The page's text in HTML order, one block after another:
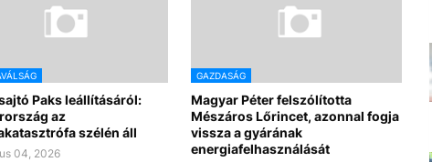
Paks leállításáról:
az
szélén áll
04, 2026
GAZDASÁG
Magyar Péter felszólította
Mészáros Lőrincet, azonnal fogja
vissza a gyárának
energiafelhasználását